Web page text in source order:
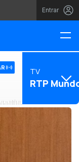
Entrar
TV
RTP